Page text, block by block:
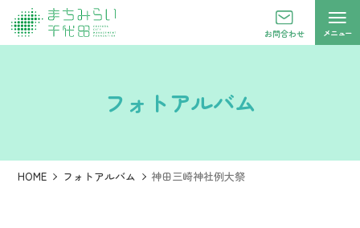
お問合わせ メニュー
フォトアルバム
HOME フォトアルバム 神田三崎神社例大祭